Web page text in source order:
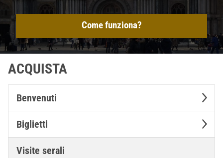
Come funziona?
ACQUISTA
Benvenuti
Biglietti
Visite serali